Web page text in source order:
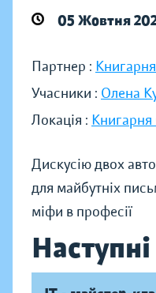
05 Жовтня
Партнер :
Учасники : Олена
Локація : Книгарня
Дискусію двох
для майбутніх
міфи в професії
Наступні